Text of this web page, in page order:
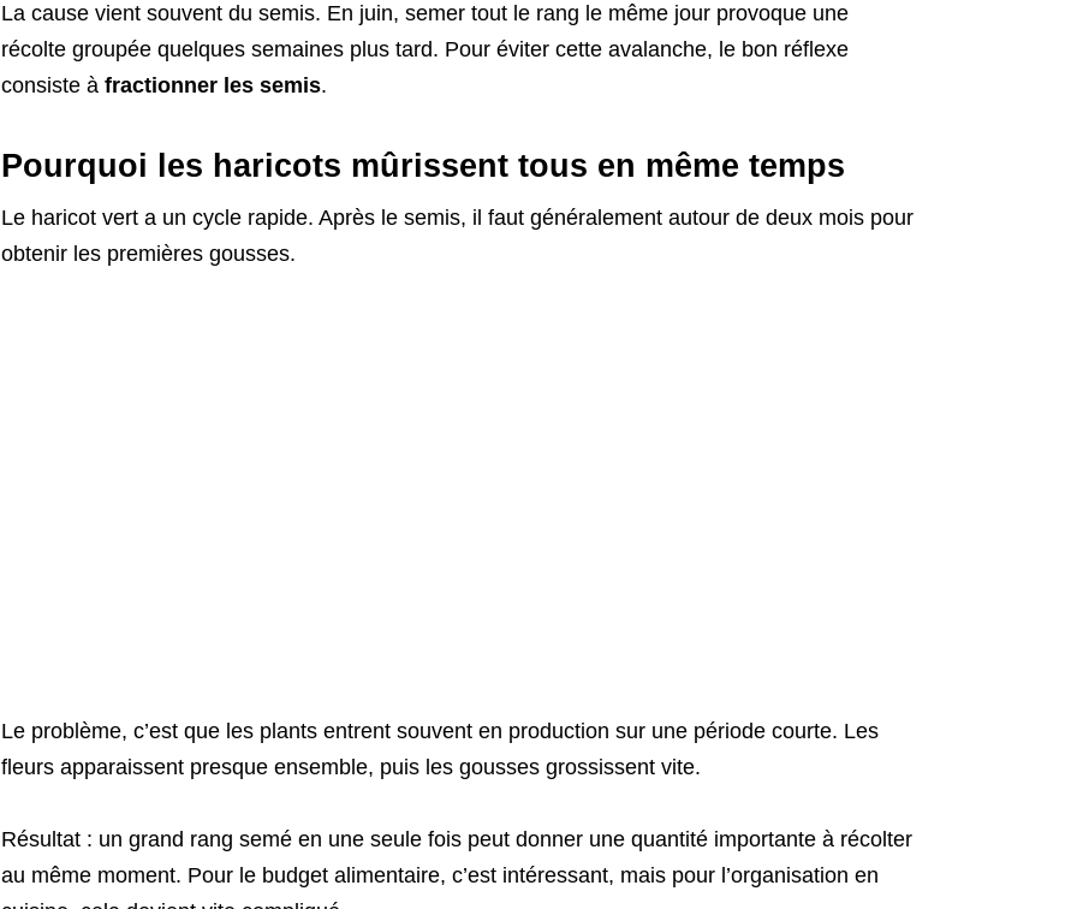
La cause vient souvent du semis. En juin, semer tout le rang le même jour provoque une
récolte groupée quelques semaines plus tard. Pour éviter cette avalanche, le bon réflexe
consiste à fractionner les semis.
Pourquoi les haricots mûrissent tous en même temps
Le haricot vert a un cycle rapide. Après le semis, il faut généralement autour de deux mois pour
obtenir les premières gousses.
Le problème, c’est que les plants entrent souvent en production sur une période courte. Les
fleurs apparaissent presque ensemble, puis les gousses grossissent vite.
Résultat : un grand rang semé en une seule fois peut donner une quantité importante à récolter
au même moment. Pour le budget alimentaire, c’est intéressant, mais pour l’organisation en